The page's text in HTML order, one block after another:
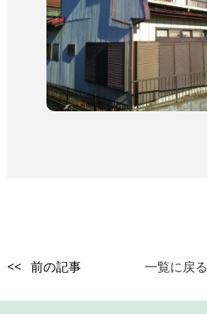
<< 前の記事 一覧に戻る